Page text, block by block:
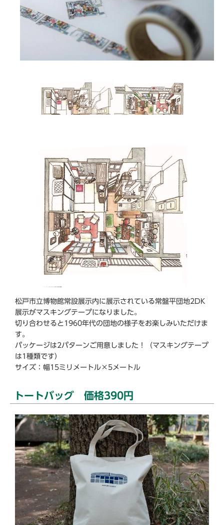
松戸市立博物館常設展示内に展示されている常盤平団地2DK
展示がマスキングテープになりました。
切り合わせると1960年代の団地の様子をお楽しみいただけま
す。
パッケージは2パターンご用意しました！（マスキングテープ
は1種類です）
サイズ：幅15ミリメートル×5メートル
トートバッグ 価格390円